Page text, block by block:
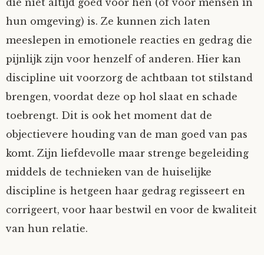
die niet altijd goed voor hen (of voor mensen in
hun omgeving) is. Ze kunnen zich laten
meeslepen in emotionele reacties en gedrag die
pijnlijk zijn voor henzelf of anderen. Hier kan
discipline uit voorzorg de achtbaan tot stilstand
brengen, voordat deze op hol slaat en schade
toebrengt. Dit is ook het moment dat de
objectievere houding van de man goed van pas
komt. Zijn liefdevolle maar strenge begeleiding
middels de technieken van de huiselijke
discipline is hetgeen haar gedrag regisseert en
corrigeert, voor haar bestwil en voor de kwaliteit
van hun relatie.